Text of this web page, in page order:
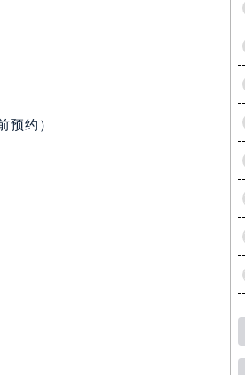
）
）
预约）